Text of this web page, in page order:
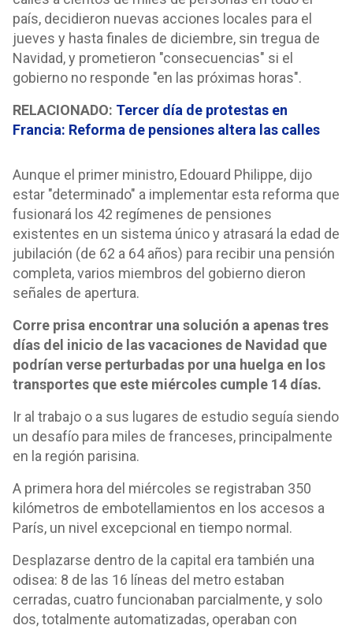
país, decidieron nuevas acciones locales para el
jueves y hasta finales de diciembre, sin tregua de
Navidad, y prometieron "consecuencias" si el
gobierno no responde "en las próximas horas".
RELACIONADO: Tercer día de protestas en
Francia: Reforma de pensiones altera las calles
Aunque el primer ministro, Edouard Philippe, dijo
estar "determinado" a implementar esta reforma que
fusionará los 42 regímenes de pensiones
existentes en un sistema único y atrasará la edad de
jubilación (de 62 a 64 años) para recibir una pensión
completa, varios miembros del gobierno dieron
señales de apertura.
Corre prisa encontrar una solución a apenas tres
días del inicio de las vacaciones de Navidad que
podrían verse perturbadas por una huelga en los
transportes que este miércoles cumple 14 días.
Ir al trabajo o a sus lugares de estudio seguía siendo
un desafío para miles de franceses, principalmente
en la región parisina.
A primera hora del miércoles se registraban 350
kilómetros de embotellamientos en los accesos a
París, un nivel excepcional en tiempo normal.
Desplazarse dentro de la capital era también una
odisea: 8 de las 16 líneas del metro estaban
cerradas, cuatro funcionaban parcialmente, y solo
dos, totalmente automatizadas, operaban con